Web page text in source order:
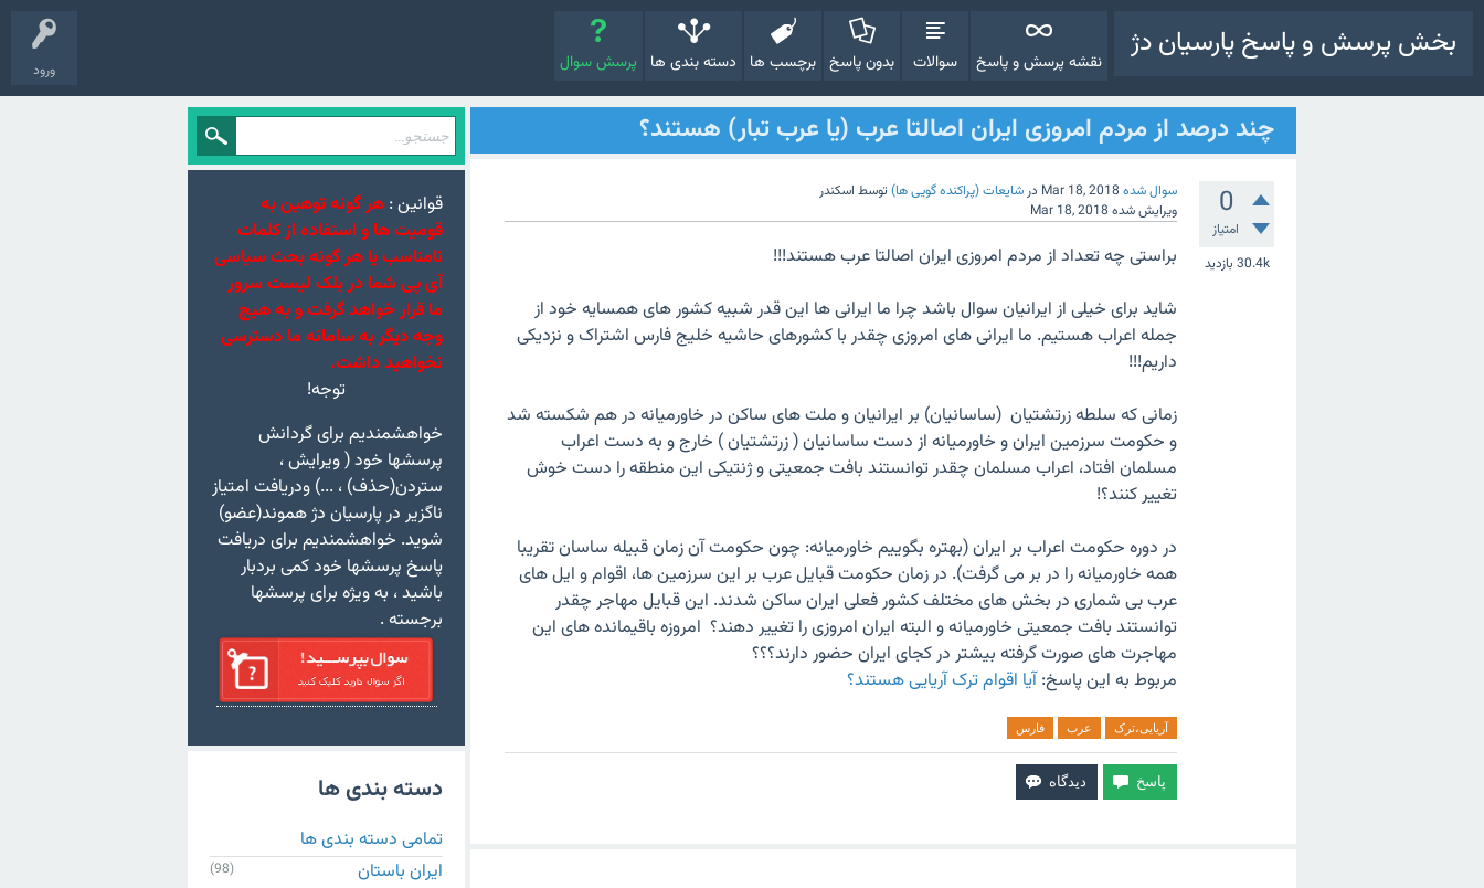
ورود
بخش پرسش و پاسخ پارسیان دژ نقشه پرسش و پاسخ سوالات بدون پاسخ برچسب ها دسته بندی ها پرسش سوال
چند درصد از مردم امروزی ایران اصالتا عرب (یا عرب تبار) هستند؟
0
امتیاز
30.4k بازدید
سوال شده Mar 18, 2018 در شایعات (پراکنده گویی ها) توسط اسکندر
ویرایش شده Mar 18, 2018
براستی چه تعداد از مردم امروزی ایران اصالتا عرب هستند!!!
شاید برای خیلی از ایرانیان سوال باشد چرا ما ایرانی ها این قدر شبیه کشور های همسایه خود از
جمله اعراب هستیم. ما ایرانی های امروزی چقدر با کشورهای حاشیه خلیج فارس اشتراک و نزدیکی
داریم!!!
زمانی که سلطه زرتشتیان (ساسانیان) بر ایرانیان و ملت های ساکن در خاورمیانه در هم شکسته شد
و حکومت سرزمین ایران و خاورمیانه از دست ساسانیان ( زرتشتیان ) خارج و به دست اعراب
مسلمان افتاد، اعراب مسلمان چقدر توانستند بافت جمعیتی و ژنتیکی این منطقه را دست خوش
تغییر کنند؟!
در دوره حکومت اعراب بر ایران (بهتره بگوییم خاورمیانه: چون حکومت آن زمان قبیله ساسان تقریبا
همه خاورمیانه را در بر می گرفت). در زمان حکومت قبایل عرب بر این سرزمین ها، اقوام و ایل های
عرب بی شماری در بخش های مختلف کشور فعلی ایران ساکن شدند. این قبایل مهاجر چقدر
توانستند بافت جمعیتی خاورمیانه و البته ایران امروزی را تغییر دهند؟ امروزه باقیمانده های این
مهاجرت های صورت گرفته بیشتر در کجای ایران حضور دارند؟؟؟
مربوط به این پاسخ:آیا اقوام ترک آریایی هستند؟
آریایی،ترک عرب فارس
قوانین : هر گونه توهین به
قومیت ها و استفاده از کلمات
نامناسب یا هر گونه بحث سیاسی
آی پی شما در بلک لیست سرور
ما قرار خواهد گرفت و به هیچ
وجه دیگر به سامانه ما دسترسی
نخواهید داشت.
توجه!
خواهشمندیم برای گردانش
پرسشها خود ( ویرایش ،
ستردن(حذف) ، ...) ودریافت امتیاز
ناگزیر در پارسیان دژ هموند(عضو)
شوید. خواهشمندیم برای دریافت
پاسخ پرسشها خود کمی بردبار
باشید ، به ویژه برای پرسشها
برجسته .
دسته بندی ها
تمامی دسته بندی ها
ایران باستان
(98)